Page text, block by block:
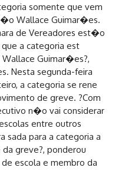
somente que vem
Wallace Guimar�es.
de Vereadores est�o
a categoria est
Guimar�es?,
Nesta segunda-feira
a categoria se rene
de greve. ?Com
n�o vai considerar
entre outros
sada para a categoria a
greve?, ponderou
escola e membro da